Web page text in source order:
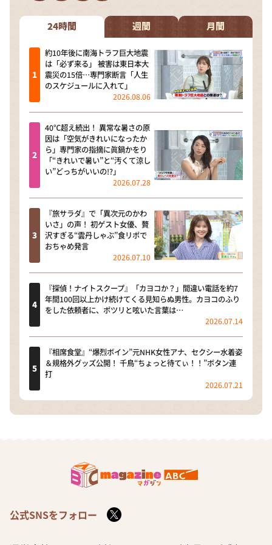
DAIGOも台所 ～きょうの献立 何にする？～
本日はダイアンなり！シーズン２
朝だ！生です旅サラダ
教えて！ニュースライブ 正義のミカタ
ＬＩＦＥ～夢のカタチ～
新婚さんいらっしゃい！
ポツンと一軒家
ザキ山小屋本館
ぺこぱのまるスポ
24時間 週間 月間
約10年後に南海トラフ巨大地震
は「必ず来る」 被害は東日本大
震災の15倍…専門家断言「人生
のスケジュールに入れて」
2026.08.06
40℃超え続出！ 異常な暑さの原
因は「空気がきれいになったか
ら」専門家の指摘に眞鍋かをり
「“きれいで暑い”と“汚くて涼し
い”どっちがいいの!?」
2026.07.28
『旅サラダ』で「異次元のかわ
いさ」の声！ 初ゲスト女優、贅
沢すぎる“雲丹しゃぶ”食リポで
おちゃめ発言
2026.07.10
『探偵！ナイトスクープ』「カヨコか？」間違い電話を約7
年間100回以上かけ続けてくる見知らぬ男性。カヨコのふり
をした依頼者に、ポツリと呟いた言葉は…
2026.07.14
『相席食堂』“爆烈ボイン”元NHK女性アナ、セクシー水着姿
＆規格外グッズ公開！ 千鳥“ちょっと待てぃ！！”ボタン連
打
2026.07.21
公式SNSをフォロー